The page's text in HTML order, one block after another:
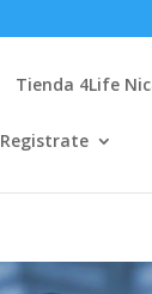
Tienda 4Life
Registrate